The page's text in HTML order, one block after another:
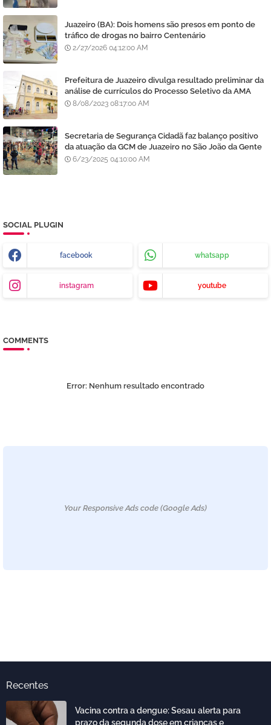
Juazeiro (BA): Dois homens são presos em ponto de
tráfico de drogas no bairro Centenário
2/27/2026 04:12:00 AM
Prefeitura de Juazeiro divulga resultado preliminar da
análise de currículos do Processo Seletivo da AMA
8/08/2023 08:17:00 AM
Secretaria de Segurança Cidadã faz balanço positivo
da atuação da GCM de Juazeiro no São João da Gente
6/23/2025 04:10:00 AM
SOCIAL PLUGIN
facebook whatsapp
instagram youtube
COMMENTS
Error: Nenhum resultado encontrado
Your Responsive Ads code (Google Ads)
Recentes
Vacina contra a dengue: Sesau alerta para
prazo da segunda dose em crianças e